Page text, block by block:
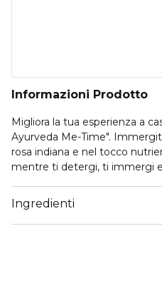
Informazioni Prodotto
Migliora la tua esperienza a
Ayurveda Me-Time".
rosa indiana e nel tocco
mentre ti detergi, ti immergi
aggiungendo un tocco
Trasforma i momenti
la pelle e l'anima.
Ingredienti